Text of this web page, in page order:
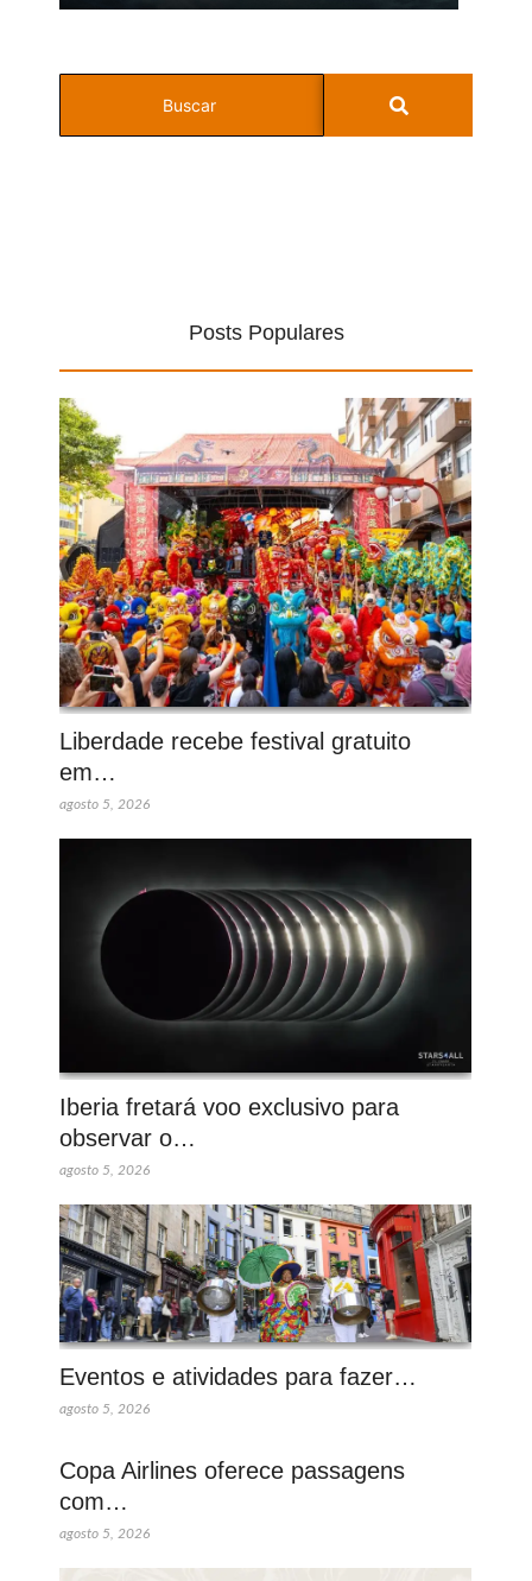
Posts Populares
Liberdade recebe festival gratuito
em…
agosto 5, 2026
Iberia fretará voo exclusivo para
observar o…
agosto 5, 2026
Eventos e atividades para fazer…
agosto 5, 2026
Copa Airlines oferece passagens
com…
agosto 5, 2026